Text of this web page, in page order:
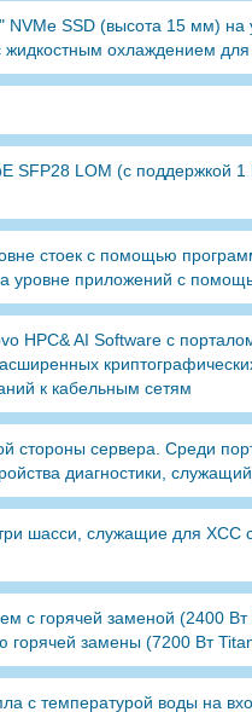
SSD (высота 15 мм) на
охлаждением
SFP28 LOM (с поддержкой
стоек с помощью
уровне приложений с
HPC& AI Software с
к кабельным сетям
стороны сервера. Среди
диагностики,
шасси, служащие для XCC
с горячей заменой (2400
горячей замены (7200 Вт
с температурой воды на